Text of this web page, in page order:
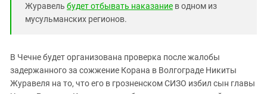
Журавель будет отбывать наказание в одном из
мусульманских регионов.
В Чечне будет организована проверка после жалобы
задержанного за сожжение Корана в Волгограде Никиты
Журавеля на то, что его в грозненском СИЗО избил сын главы